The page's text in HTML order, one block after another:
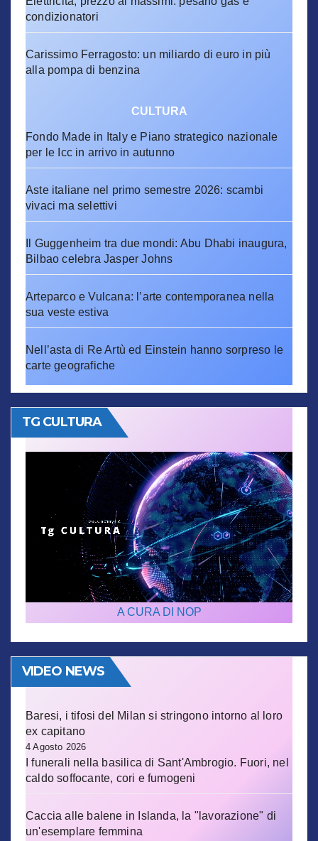
condizionatori
Carissimo Ferragosto: un miliardo di euro in più
alla pompa di benzina
CULTURA
Fondo Made in Italy e Piano strategico nazionale
per le Icc in arrivo in autunno
Aste italiane nel primo semestre 2026: scambi
vivaci ma selettivi
Il Guggenheim tra due mondi: Abu Dhabi inaugura,
Bilbao celebra Jasper Johns
Arteparco e Vulcana: l’arte contemporanea nella
sua veste estiva
Nell’asta di Re Artù ed Einstein hanno sorpreso le
carte geografiche
TG CULTURA
A CURA DI NOP
VIDEO NEWS
Baresi, i tifosi del Milan si stringono intorno al loro
ex capitano
4 Agosto 2026
I funerali nella basilica di Sant'Ambrogio. Fuori, nel
caldo soffocante, cori e fumogeni
Caccia alle balene in Islanda, la "lavorazione" di
un'esemplare femmina